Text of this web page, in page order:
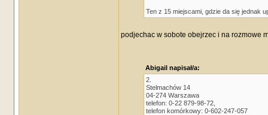
Ten z 15 miejscami, gdzie da się jednak
podjechac w sobote obejrzec i na rozmowe
Abigail napisał/a:
2.
Stelmachów 14
04-274 Warszawa
telefon: 0-22 879-98-72,
telefon komórkowy: 0-602-247-057